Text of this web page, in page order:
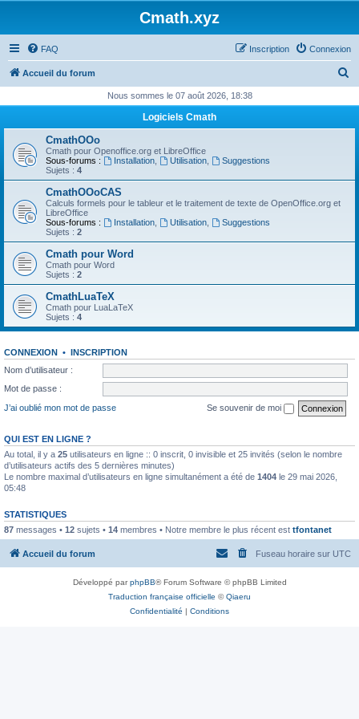
Cmath.xyz
FAQ Connexion
Inscription
Accueil du forum
h
r
Nous sommes le 07 août 2026, 18:38
Logiciels Cmath
CmathOOo
Cmath pour Openoffice.org et LibreOffice
Sous-forums :
Installation, Utilisation,
Suggestions
Sujets : 4
CmathOOoCAS
Calculs formels pour le tableur et le traitement de texte de OpenOffice.org et
LibreOffice
Sous-forums :
Installation, Utilisation,
Suggestions
Sujets : 2
Cmath pour Word
Cmath pour Word
Sujets : 2
CmathLuaTeX
Cmath pour LuaLaTeX
Sujets : 4
CONNEXION • INSCRIPTION
Nom d’utilisateur :
Mot de passe :
J’ai oublié mon mot de passe
Se souvenir de moi
QUI EST EN LIGNE ?
Au total, il y a 25 utilisateurs en ligne :: 0 inscrit, 0 invisible et 25 invités (selon le nombre
d’utilisateurs actifs des 5 dernières minutes)
Le nombre maximal d’utilisateurs en ligne simultanément a été de 1404 le 29 mai 2026,
05:48
STATISTIQUES
87 messages • 12 sujets • 14 membres • Notre membre le plus récent est tfontanet
Accueil du forum Fuseau horaire sur UTC
Développé parphpBB® Forum Software © phpBB Limited
Traduction française officielle ©Qiaeru
Confidentialité | Conditions